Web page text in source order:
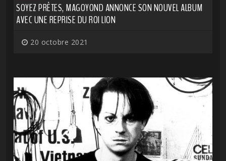
SOYEZ PRÊTES, MAGOYOND ANNONCE SON NOUVEL ALBUM
AVEC UNE REPRISE DU ROI LION
20 octobre 2021